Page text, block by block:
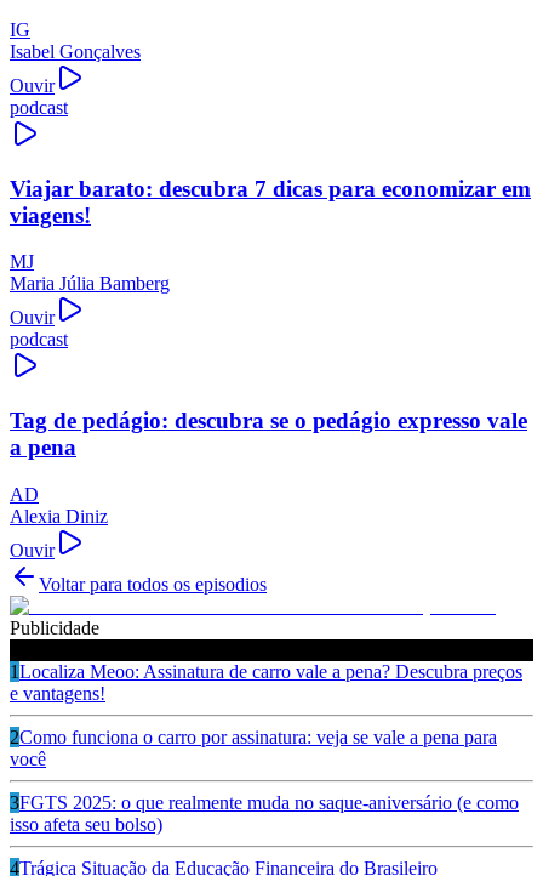
IG
Isabel Gonçalves
Ouvir
podcast
Viajar barato: descubra 7 dicas para economizar em
viagens!
MJ
Maria Júlia Bamberg
Ouvir
podcast
Tag de pedágio: descubra se o pedágio expresso vale
a pena
AD
Alexia Diniz
Ouvir
Voltar para todos os episodios
Publicidade
1Localiza Meoo: Assinatura de carro vale a pena? Descubra preços
e vantagens!
2Como funciona o carro por assinatura: veja se vale a pena para
você
3FGTS 2025: o que realmente muda no saque-aniversário (e como
isso afeta seu bolso)
4Trágica Situação da Educação Financeira do Brasileiro